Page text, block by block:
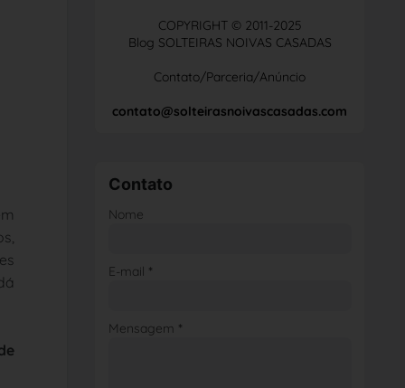
COPYRIGHT © 2011-2025
Blog SOLTEIRAS NOIVAS CASADAS
Contato/Parceria/Anúncio
contato@solteirasnoivascasadas.com
Contato
Nome
E-mail *
Mensagem *